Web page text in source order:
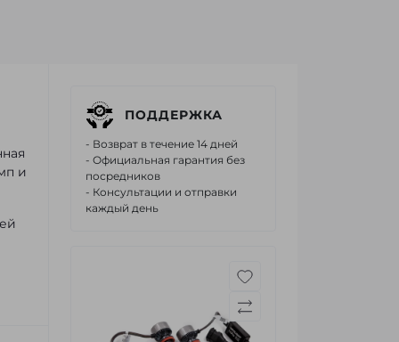
и
ПОДДЕРЖКА
- Возврат в течение 14 дней
- Официальная гарантия без
посредников
- Консультации и отправки
каждый день